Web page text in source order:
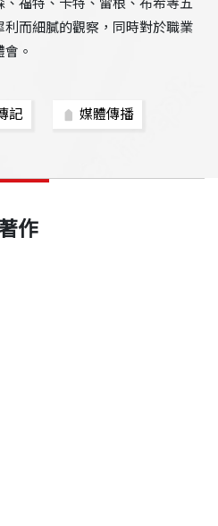
而細膩的觀察，同時對於職業
。
記 媒體傳播
作